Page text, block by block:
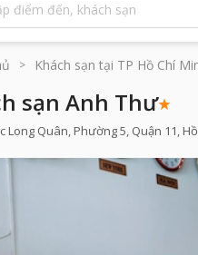
Khách sạn tại TP Hồ Chí
sạn Anh Thư
Long Quân, Phường 5, Quận 11,